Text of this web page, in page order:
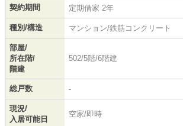
契約期間 定期借家 2年
種別/構造 マンション/鉄筋コンクリート
部屋/
所在階/
階建
502/5階/6階建
総戸数 -
現況/
入居可能日
空家/即時